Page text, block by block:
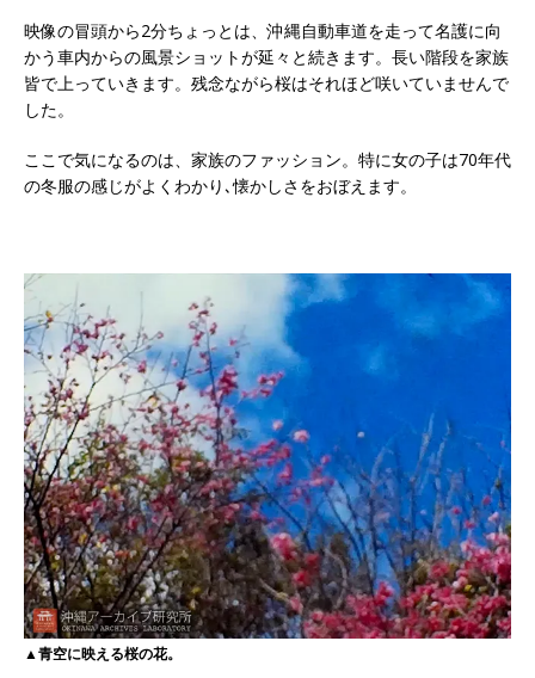
映像の冒頭から2分ちょっとは、沖縄自動車道を走って名護に向
かう車内からの風景ショットが延々と続きます。長い階段を家族
皆で上っていきます。残念ながら桜はそれほど咲いていませんで
した。
ここで気になるのは、家族のファッション。特に女の子は70年代
の冬服の感じがよくわかり､懐かしさをおぼえます。
▲青空に映える桜の花。